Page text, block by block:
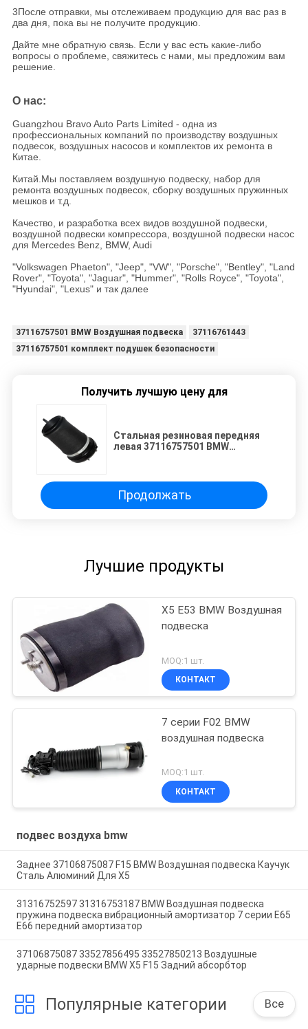
3После отправки, мы отслеживаем продукцию для вас раз в
два дня, пока вы не получите продукцию.
Дайте мне обратную связь. Если у вас есть какие-либо
вопросы о проблеме, свяжитесь с нами, мы предложим вам
решение.
О нас:
Guangzhou Bravo Auto Parts Limited - одна из
профессиональных компаний по производству воздушных
подвесок, воздушных насосов и комплектов их ремонта в
Китае.
Китай.Мы поставляем воздушную подвеску, набор для
ремонта воздушных подвесок, сборку воздушных пружинных
мешков и т.д.
Качество, и разработка всех видов воздушной подвески,
воздушной подвески компрессора, воздушной подвески насос
для Mercedes Benz, BMW, Audi
"Volkswagen Phaeton", "Jeep", "VW", "Porsche", "Bentley", "Land
Rover", "Toyota", "Jaguar", "Hummer", "Rolls Royce", "Toyota",
"Hyundai", "Lexus" и так далее
37116757501 BMW Воздушная подвеска
37116761443
37116757501 комплект подушек безопасности
Получить лучшую цену для
Стальная резиновая передняя
левая 37116757501 BMW
Продолжать
Лучшие продукты
X5 E53 BMW Воздушная
подвеска
MOQ:1 шт.
КОНТАКТ
7 серии F02 BMW
воздушная подвеска
MOQ:1 шт.
КОНТАКТ
подвес воздуха bmw
Заднее 37106875087 F15 BMW Воздушная подвеска Каучук
Сталь Алюминий Для X5
31316752597 31316753187 BMW Воздушная подвеска
пружина подвеска вибрационный амортизатор 7 серии E65
E66 передний амортизатор
37106875087 33527856495 33527850213 Воздушные
ударные подвески BMW X5 F15 Задний абсорбтор
Популярные категории Все